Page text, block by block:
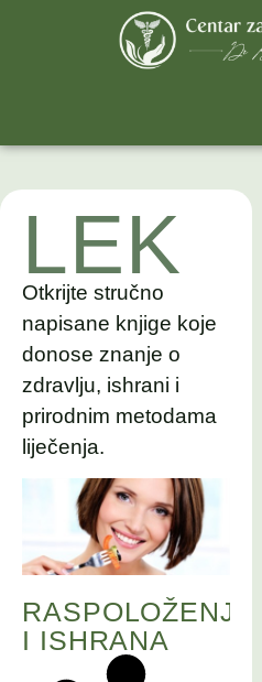
LEK
Otkrijte stručno
napisane knjige koje
donose znanje o
zdravlju, ishrani i
prirodnim metodama
liječenja.
RASPOLOŽENJE
I ISHRANA